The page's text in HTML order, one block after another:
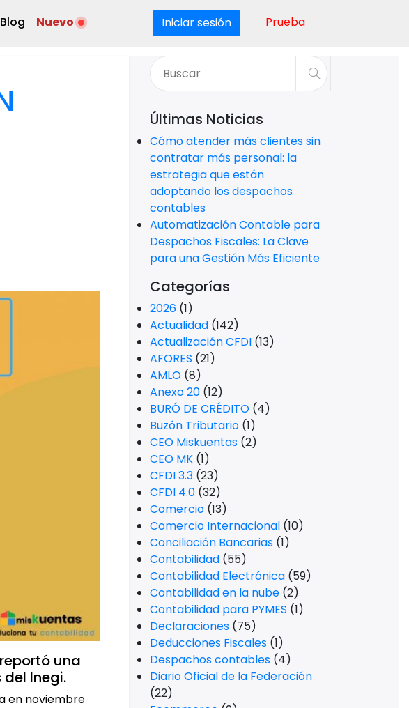
Blog Nuevo Iniciar sesión Prueba
una
Inegi.
en noviembre
Últimas Noticias
Cómo atender más clientes sin
contratar más personal: la
estrategia que están
adoptando los despachos
contables
Automatización Contable para
Despachos Fiscales: La Clave
para una Gestión Más Eficiente
Categorías
2026 (1)
Actualidad (142)
Actualización CFDI (13)
AFORES (21)
AMLO (8)
Anexo 20 (12)
BURÓ DE CRÉDITO (4)
Buzón Tributario (1)
CEO Miskuentas (2)
CEO MK (1)
CFDI 3.3 (23)
CFDI 4.0 (32)
Comercio (13)
Comercio Internacional (10)
Conciliación Bancarias (1)
Contabilidad (55)
Contabilidad Electrónica (59)
Contabilidad en la nube (2)
Contabilidad para PYMES (1)
Declaraciones (75)
Deducciones Fiscales (1)
Despachos contables (4)
Diario Oficial de la Federación
(22)